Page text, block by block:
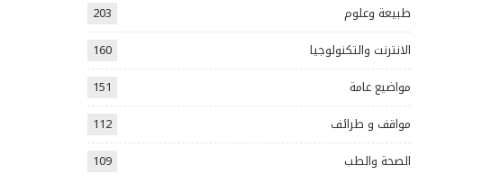
طبيعة وعلوم
203
الانترنت والتكنولوجيا
160
مواضيع عامة
151
مواقف و طرائف
112
الصحة والطب
109